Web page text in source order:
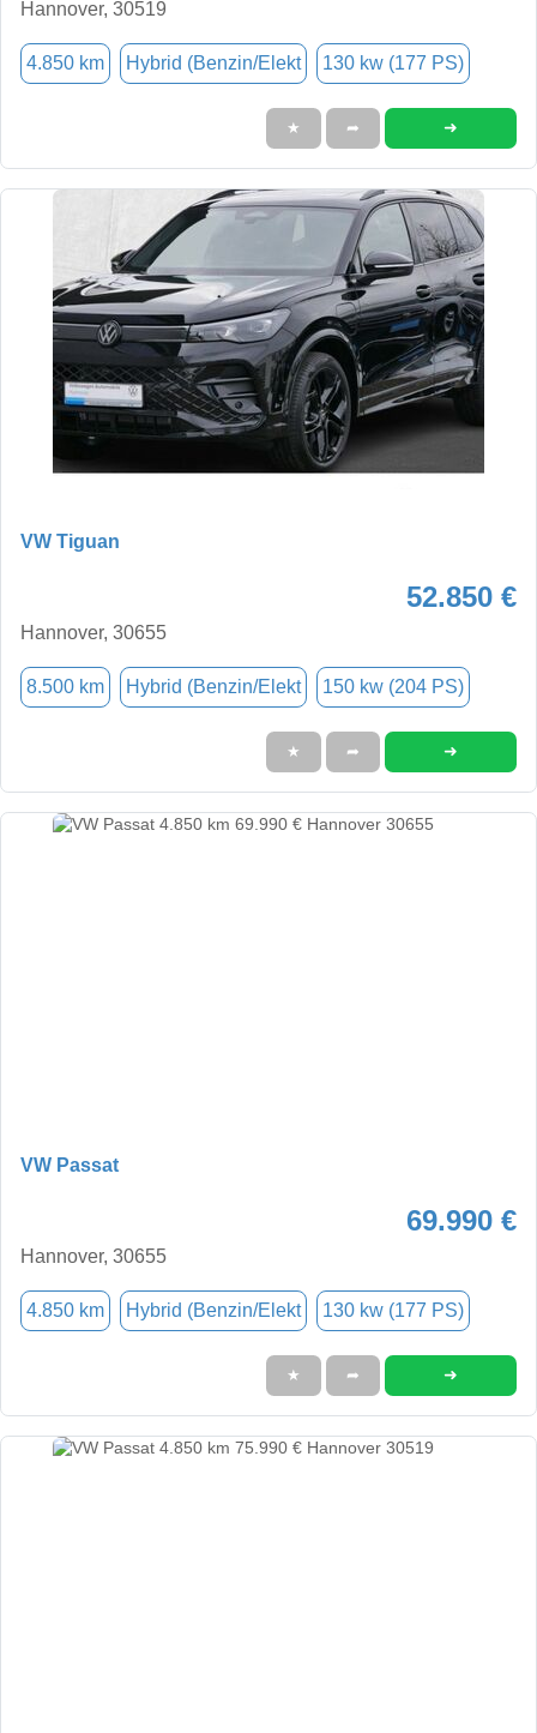
Hannover, 30519
4.850 km Hybrid (Benzin/Elekt 130 kw (177 PS)
★ ➦ ➜
VW Tiguan
52.850 €
Hannover, 30655
8.500 km Hybrid (Benzin/Elekt 150 kw (204 PS)
★ ➦ ➜
VW Passat
69.990 €
Hannover, 30655
4.850 km Hybrid (Benzin/Elekt 130 kw (177 PS)
★ ➦ ➜